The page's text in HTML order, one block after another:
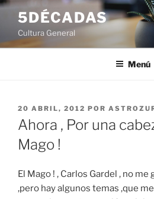
Saltar
contenido
5DÉCADAS
Cultura General
Menú
PUBLICADO
EL
20 ABRIL, 2012 POR
Ahora , Por una
Mago !
El Mago ! , Carlos Gardel , no
,pero hay algunos temas ,que